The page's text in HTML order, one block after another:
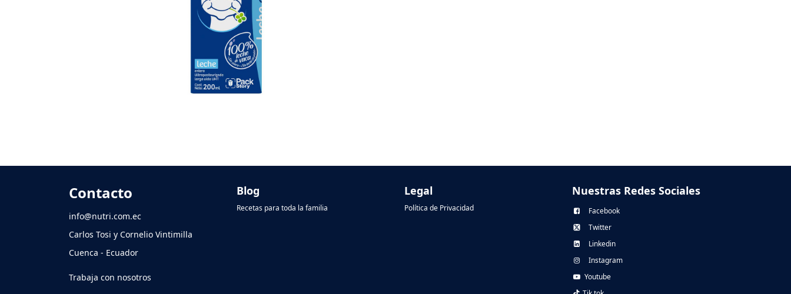
Contacto
info@nutri.com.ec
Carlos Tosi y Cornelio Vintimilla
Cuenca - Ecuador
Trabaja con nosotros
Blog
Recetas para toda la familia
Legal
Política de Privacidad
Nuestras Redes Sociales
Facebook
Twitter
Linkedin
Instagram
Youtube